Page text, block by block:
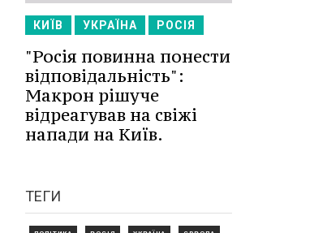
КИЇВ УКРАЇНА РОСІЯ
"Росія повинна понести
відповідальність":
Макрон рішуче
відреагував на свіжі
напади на Київ.
ТЕГИ